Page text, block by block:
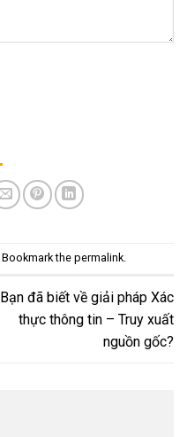
. Bookmark the permalink
Bạn đã biết về giải pháp Xác
thực thông tin – Truy xuất
nguồn gốc?